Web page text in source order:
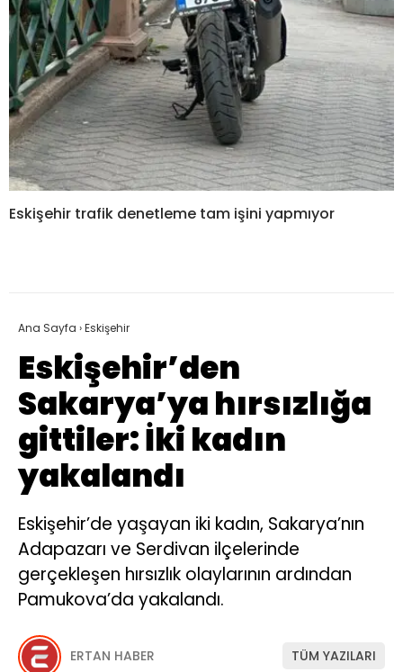
Eskişehir trafik denetleme tam işini yapmıyor
Ana Sayfa ›Eskişehir
Eskişehir’den
Sakarya’ya hırsızlığa
gittiler: İki kadın
yakalandı
Eskişehir’de yaşayan iki kadın, Sakarya’nın
Adapazarı ve Serdivan ilçelerinde
gerçekleşen hırsızlık olaylarının ardından
Pamukova’da yakalandı.
ERTAN HABER TÜM YAZILARI